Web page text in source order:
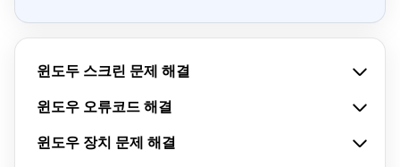
윈도두 스크린 문제 해결
윈도우 오류코드 해결
윈도우 장치 문제 해결